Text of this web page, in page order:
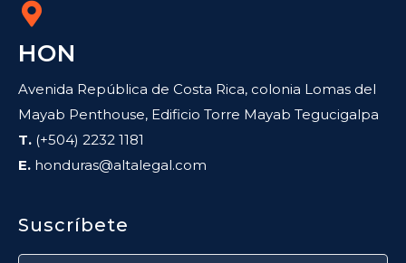
HON
Avenida República de Costa Rica, colonia Lomas del
Mayab Penthouse, Edificio Torre Mayab Tegucigalpa
T. (+504) 2232 1181
E. honduras@altalegal.com
Suscríbete